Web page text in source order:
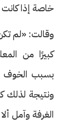
خاصة إذا
وقالت: «لم
كبيرًا من
بسبب الخوف
ونتيجة لذلك
الغرفة وآمل